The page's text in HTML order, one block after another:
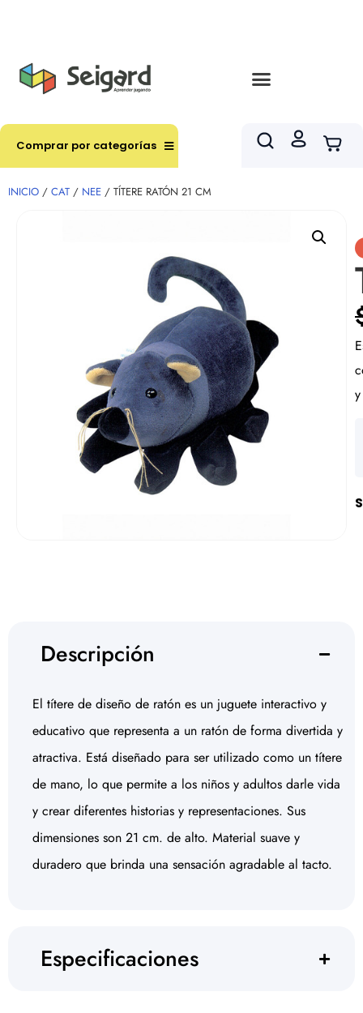
Comprar por categorías
INICIO / CAT / NEE / TÍTERE RATÓN 21 CM
Descripción
El títere de diseño de ratón es un juguete interactivo y
educativo que representa a un ratón de forma divertida y
atractiva. Está diseñado para ser utilizado como un títere
de mano, lo que permite a los niños y adultos darle vida
y crear diferentes historias y representaciones. Sus
dimensiones son 21 cm. de alto. Material suave y
duradero que brinda una sensación agradable al tacto.
Especificaciones